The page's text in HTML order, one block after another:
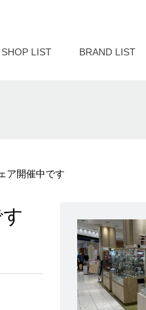
SHOP LIST BRAND LIST
ア開催中です